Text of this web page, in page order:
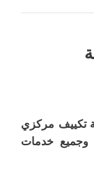
تكييف مركزي
وجميع خدمات